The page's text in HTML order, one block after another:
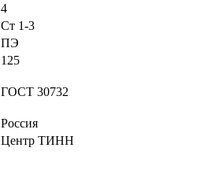
4
Ст 1-3
ПЭ
125
ГОСТ 30732
Россия
Центр ТИНН